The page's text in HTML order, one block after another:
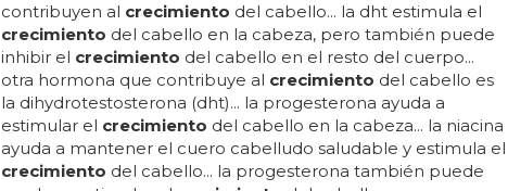
contribuyen al crecimiento del cabello... la dht estimula el
crecimiento del cabello en la cabeza, pero también puede
inhibir el crecimiento del cabello en el resto del cuerpo...
otra hormona que contribuye al crecimiento del cabello es
la dihydrotestosterona (dht)... la progesterona ayuda a
estimular el crecimiento del cabello en la cabeza... la niacina
ayuda a mantener el cuero cabelludo saludable y estimula el
crecimiento del cabello... la progesterona también puede